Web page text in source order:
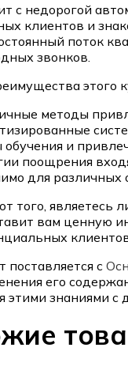
с недорогой
клиентов и
поток
звонков.
этого
методы
и
поощрения
для различных
того,
вам ценную
поставляется с
его
этими знаниями с